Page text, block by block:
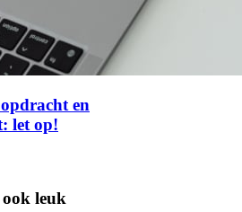
en
let op!
leuk